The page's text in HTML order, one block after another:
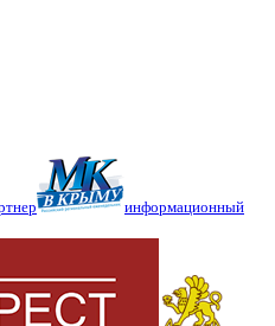
информационный